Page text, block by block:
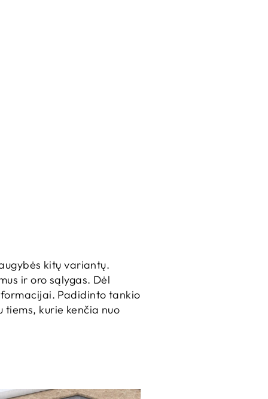
kitų variantų.
ir oro sąlygas. Dėl
Padidinto tankio
kurie kenčia nuo